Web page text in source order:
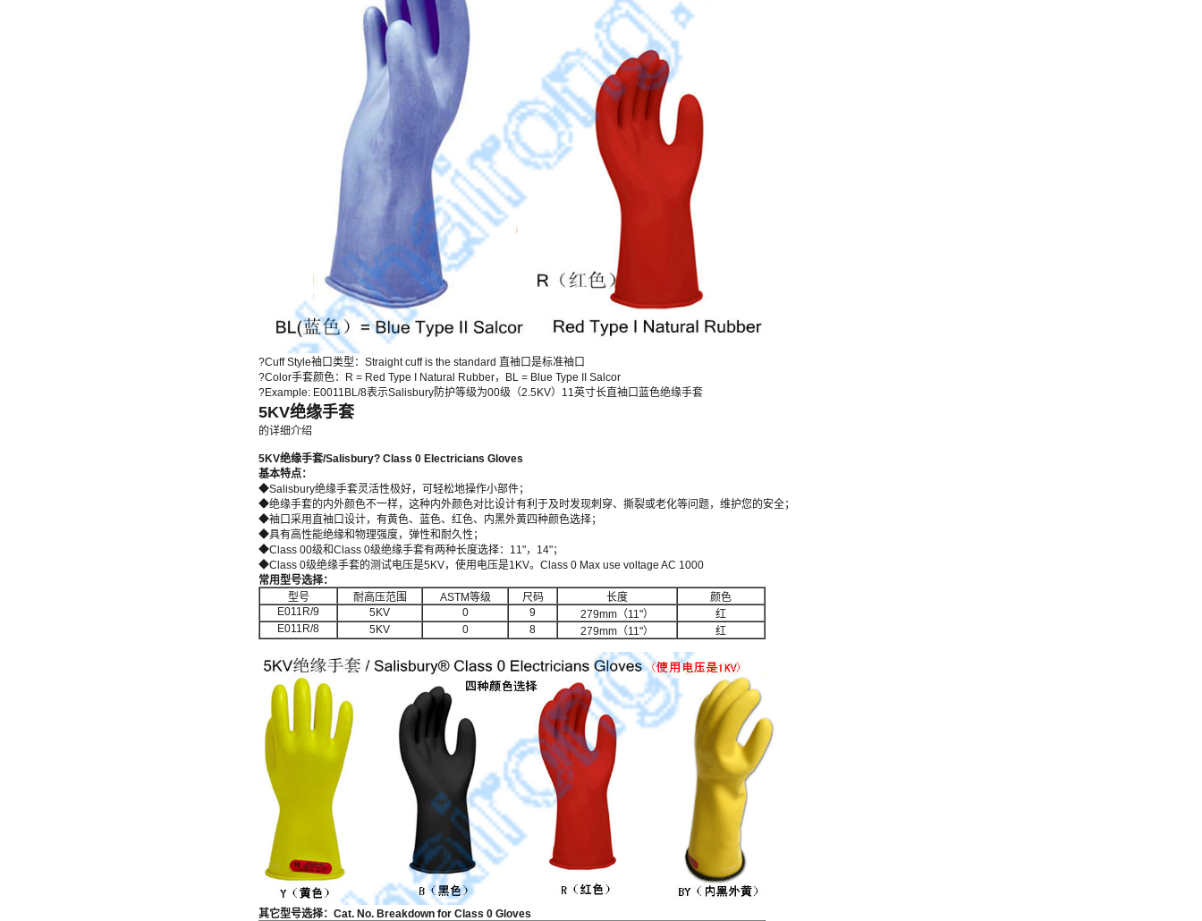
?Cuff Style袖口类型：Straight cuff is the standard 直袖口是标准袖口
?Color手套颜色：R = Red Type I Natural Rubber，BL = Blue Type II Salcor
?Example: E0011BL/8表示Salisbury防护等级为00级（2.5KV）11英寸长直袖口蓝色绝缘手套
5KV绝缘手套
的详细介绍
5KV绝缘手套/Salisbury? Class 0 Electricians Gloves
基本特点：
◆Salisbury绝缘手套灵活性极好，可轻松地操作小部件；
◆绝缘手套的内外颜色不一样，这种内外颜色对比设计有利于及时发现刺穿、撕裂或老化等问题，维护您的安全；
◆袖口采用直袖口设计，有黄色、蓝色、红色、内黑外黄四种颜色选择；
◆具有高性能绝缘和物理强度，弹性和耐久性；
◆Class 00级和Class 0级绝缘手套有两种长度选择：11"，14"；
◆Class 0级绝缘手套的测试电压是5KV，使用电压是1KV。Class 0 Max use voltage AC 1000
常用型号选择：
型号
耐高压范围 ASTM等级 尺码 长度
颜色
E011R/9
5KV 0 9 279mm（11"）
红
E011R/8
5KV 0 8 279mm（11"） 红
其它型号选择： Cat. No. Breakdown for Class 0 Gloves